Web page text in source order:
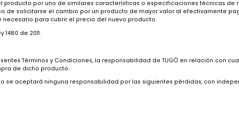
una garantía sobre los productos que son comercializados a
de fábrica o defectos inherentes a los productos. Los
es generado directamente por el vendedor con el control y vigilancia
contrato siempre que:
y posean las cualidades que se hayan presentado en el
conocimiento de TUGÓ y/o del VENDEDOR a través de cualquiera
que realizarán el proceso de garantía de manera